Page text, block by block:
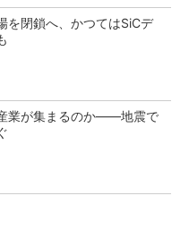
を閉鎖へ、かつてはSiCデ
業が集まるのか――地震で